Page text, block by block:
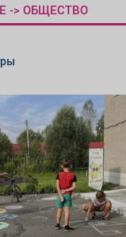
-> ОБЩЕСТВО